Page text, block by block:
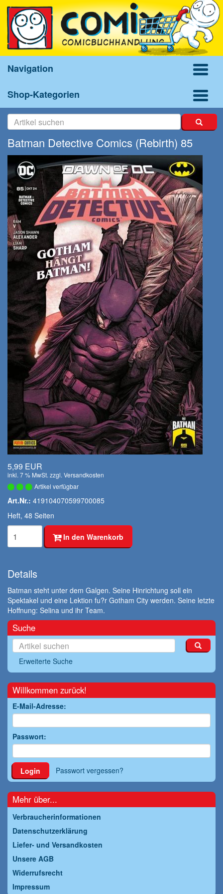
Navigation
Shop-Kategorien
Batman Detective Comics (Rebirth) 85
5,99 EUR
inkl. 7 % MwSt. zzgl. Versandkosten
Artikel verfügbar
Art.Nr.: 419104070599700085
Heft, 48 Seiten
In den Warenkorb
Details
Batman steht unter dem Galgen. Seine Hinrichtung soll ein
Spektakel und eine Lektion fu?r Gotham City werden. Seine letzte
Hoffnung: Selina und ihr Team.
Suche
Erweiterte Suche
Willkommen zurück!
E-Mail-Adresse:
Passwort:
Login Passwort vergessen?
Mehr über...
Verbraucherinformationen
Datenschutzerklärung
Liefer- und Versandkosten
Unsere AGB
Widerrufsrecht
Impressum